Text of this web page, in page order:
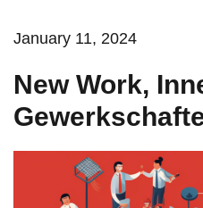
January 11, 2024
New Work,